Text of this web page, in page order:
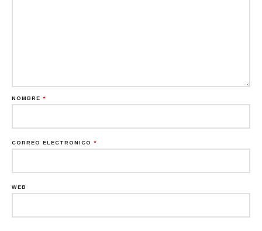
NOMBRE *
CORREO ELECTRÓNICO *
WEB